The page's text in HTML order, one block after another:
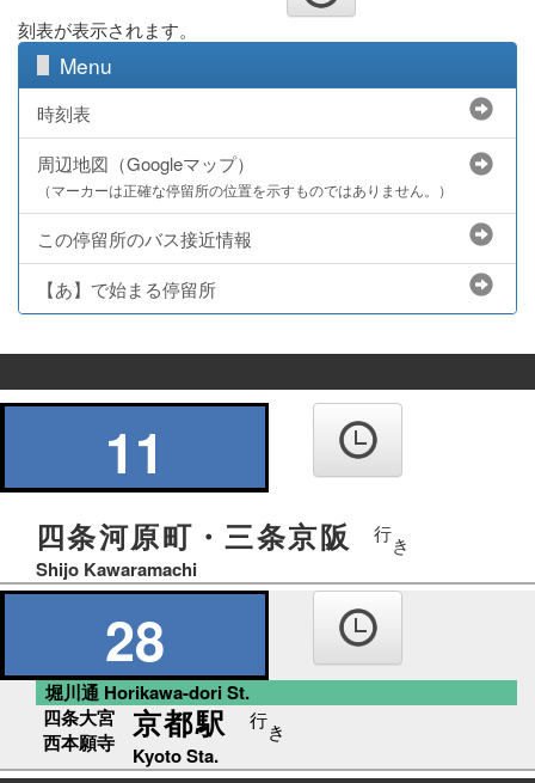
刻表が表示されます。
Menu
時刻表
周辺地図（Googleマップ）
（マーカーは正確な停留所の位置を示すものではありません。）
この停留所のバス接近情報
【あ】で始まる停留所
の
11
四条河原町・三条京阪 行き
Shijo Kawaramachi
28
堀川通 Horikawa-dori St.
四条大宮
西本願寺
京都駅 行き
Kyoto Sta.